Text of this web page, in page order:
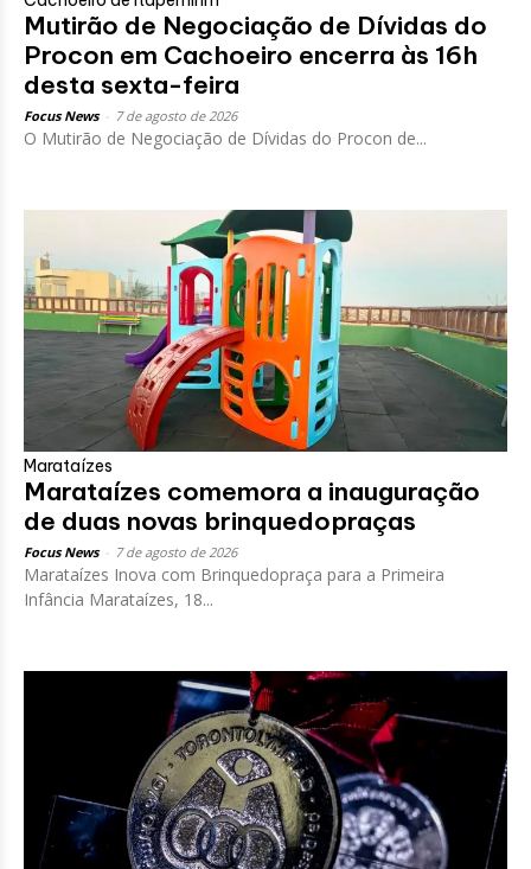
Mutirão de Negociação de Dívidas do
Procon em Cachoeiro encerra às 16h
desta sexta-feira
Focus News 7 de agosto de 2026
O Mutirão de Negociação de Dívidas do Procon de...
Marataízes
Marataízes comemora a inauguração
de duas novas brinquedopraças
Focus News 7 de agosto de 2026
Marataízes Inova com Brinquedopraça para a Primeira
Infância Marataízes, 18...